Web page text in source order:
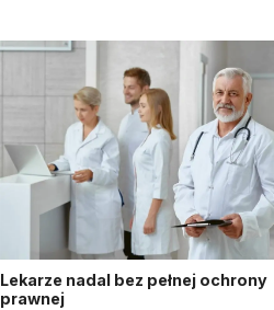
Lekarze nadal bez pełnej ochrony
prawnej